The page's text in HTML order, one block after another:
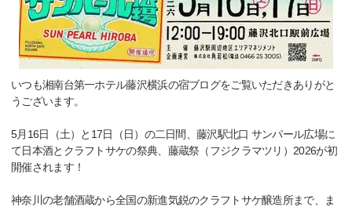
いつも湘南台第一ホテル藤沢横浜の宿ブログをご覧いただきありがと
うございます。
5月16日（土）と17日（日）の二日間、藤沢駅北口 サンパール広場に
て日本酒とクラフトサケの祭典、藤蔵祭（フジクラマツリ）2026が初
開催されます！
神奈川の老舗酒蔵から全国の新進気鋭のクラフトサケ醸造所まで、ま